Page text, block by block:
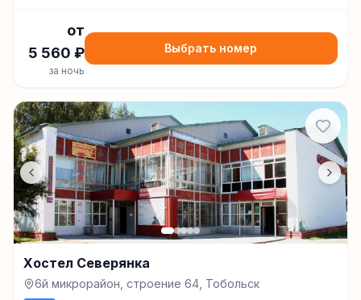
от
5 560 ₽
за ночь
Выбрать номер
Хостел Северянка
6й микрорайон, строение 64, Тобольск